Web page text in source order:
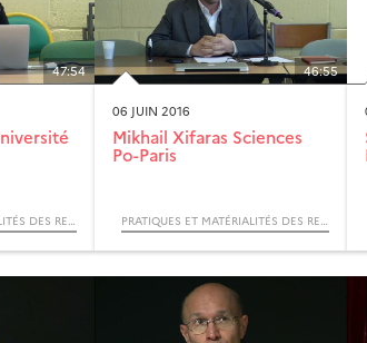
47:54
PRATIQUES ET MATÉRIALITÉS DES RELATIONS ENTRE MARCHANDS, DIALOGUES INTERDISCIPLINAIRES
46:55
06 JUIN 2016
Mikhail Xifaras Sciences
Po-Paris
PRATIQUES ET MATÉRIALITÉS DES RELATIONS ENTRE MARCHANDS, DIALOGUES INTERDISCIPLINAIRES